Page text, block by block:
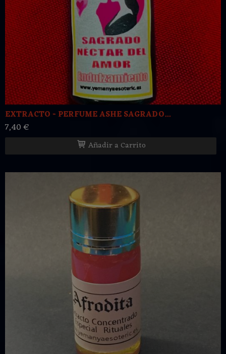
EXTRACTO - PERFUME ASHE SAGRADO...
7,40 €
Añadir a Carrito